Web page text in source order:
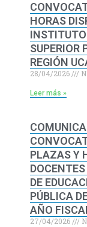
HORAS
SUPERIOR
REGIÓN
28/04/2026
Leer más »
PLAZAS Y
DE
PÚBLICA
AÑO
27/04/2026